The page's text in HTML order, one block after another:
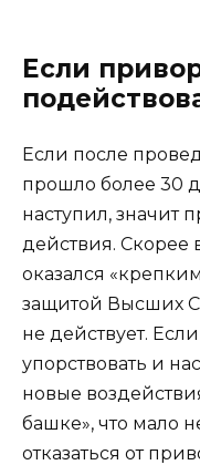
Если
Если после
прошло более 30
наступил, значит
действия. Скорее
оказался
защитой Высших
не действует.
упорствовать и
новые
башке», что мало
отказаться от